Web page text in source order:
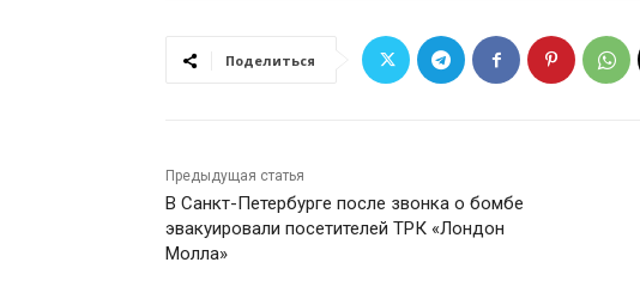
Поделиться
Предыдущая статья
В Санкт-Петербурге после звонка о бомбе
эвакуировали посетителей ТРК «Лондон
Молла»